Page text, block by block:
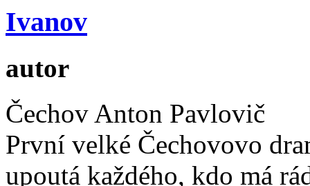
Ivanov
autor
Čechov Anton Pavlovič
První velké Čechovovo
upoutá každého, kdo má